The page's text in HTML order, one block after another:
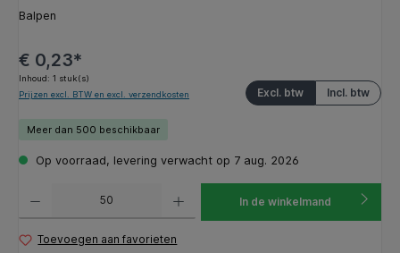
Balpen
€ 0,23*
Inhoud: 1 stuk(s)
Incl. btw
Excl. btw
Prijzen excl. BTW en excl. verzendkosten
Meer dan 500 beschikbaar
Op voorraad, levering verwacht op 7 aug. 2026
In de winkelmand
Toevoegen aan favorieten